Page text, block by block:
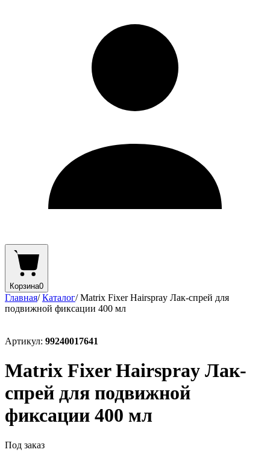
Корзина0
Главная/ Каталог/ Matrix Fixer Hairspray Лак-спрей для
подвижной фиксации 400 мл
Артикул: 99240017641
Matrix Fixer Hairspray Лак-
спрей для подвижной
фиксации 400 мл
Под заказ